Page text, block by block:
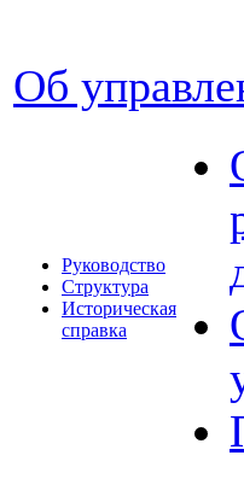
Об
Руководство
Структура
Историческая
справка